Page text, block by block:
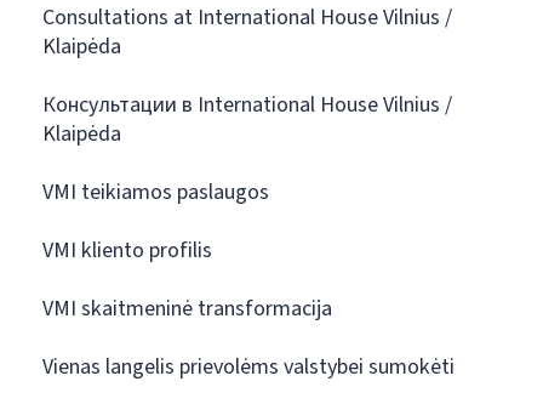
Consultations at International House Vilnius /
Klaipėda
Консультации в International House Vilnius /
Klaipėda
VMI teikiamos paslaugos
VMI kliento profilis
VMI skaitmeninė transformacija
Vienas langelis prievolėms valstybei sumokėti